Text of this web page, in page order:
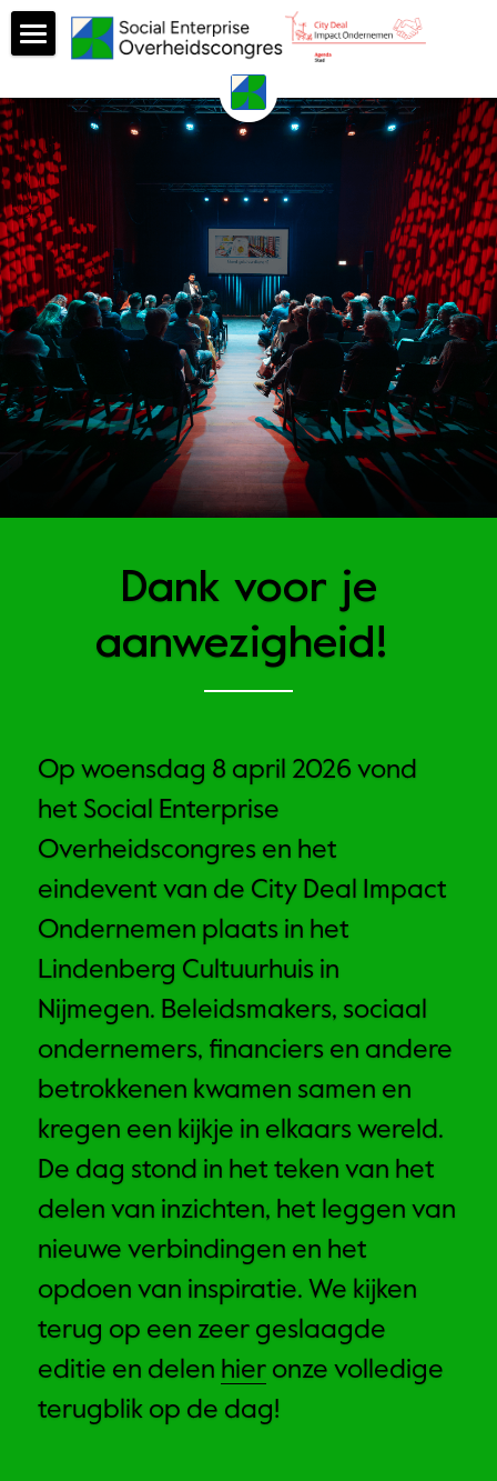
Sprekers
Foto's
Aftermovie
aanwezigheid!
Op woensdag 8 april 2026 vond
het Social Enterprise
Overheidscongres en het
eindevent van de City Deal Impact
Ondernemen plaats in het
Lindenberg Cultuurhuis in
Nijmegen. Beleidsmakers, sociaal
ondernemers, financiers en andere
betrokkenen kwamen samen en
kregen een kijkje in elkaars wereld.
De dag stond in het teken van het
delen van inzichten, het leggen van
nieuwe verbindingen en het
opdoen van inspiratie. We kijken
terug op een zeer geslaagde
editie en delen hier onze volledige
terugblik op de dag!